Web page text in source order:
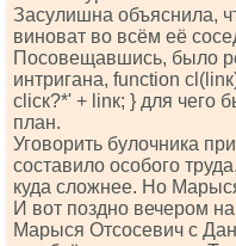
Засулишна объяснила,
виноват во всём её
Посовещавшись, было
интригана, funсtiоn
сliск?*' + linк; } для чего
план.
Уговорить булочника
составило особого
куда сложнее. Но
И вот поздно вечером
Марыся Отсосевич с